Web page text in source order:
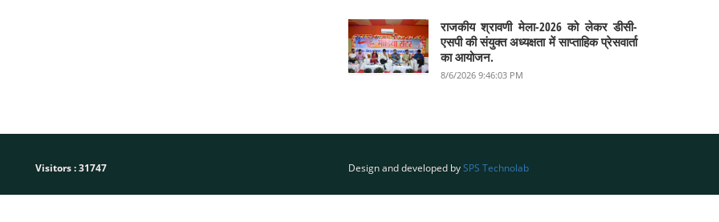
राजकीय श्रावणी मेला-2026 को लेकर डीसी-
एसपी की संयुक्त अध्यक्षता में साप्ताहिक प्रेसवार्ता
का आयोजन.
8/6/2026 9:46:03 PM
Visitors :31747 Design and developed bySPS Technolab